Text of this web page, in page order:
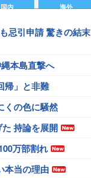
国内 海外
忌引申請 驚きの結末
本島直撃へ
帰」と非難
くの色に騒然
持論を展開
万部割れ
本当の理由